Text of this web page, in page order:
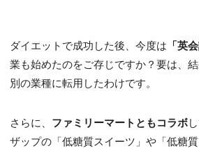
ダイエットで成功した後、今度は 「英
業も始めたのをご存じですか？要は、
別の業種に転用したわけです。
さらに、 ファミリーマートともコラボ
ザップの「低糖質スイーツ」や「低糖